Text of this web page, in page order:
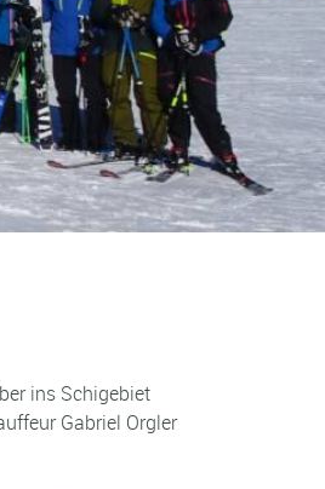
ins Schigebiet
Gabriel Orgler